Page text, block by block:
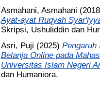
Asmahani, Asmahani
Ayat-ayat Ruqyah
Skripsi, Ushuliddin dan
Asri, Puji (2025) Pengaruh
Belanja Online pada
Universitas Islam Negeri
dan Humaniora.